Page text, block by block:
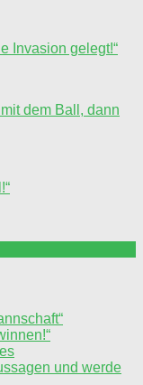
Invasion gelegt!“
dem Ball, dann
und werde